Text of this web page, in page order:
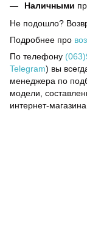
Наличными
Не подошло?
Подробнее про
По телефону
Telegram) вы
менеджера по
модели,
интернет-магазина.